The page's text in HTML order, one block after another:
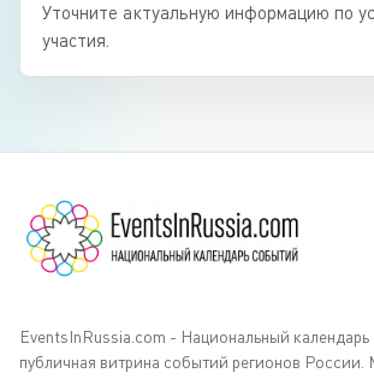
Уточните актуальную информацию по
участия.
EventsInRussia.com - Национальный календарь
публичная витрина событий регионов России.